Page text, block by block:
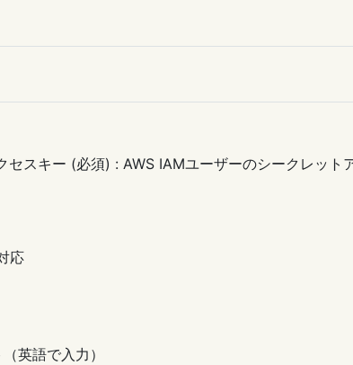
スキー (必須) : AWS IAMユーザーのシークレット
応
英語で入力）